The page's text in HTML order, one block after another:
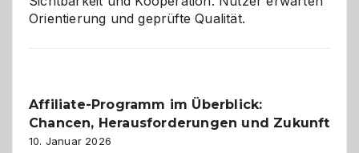
Orientierung und geprüfte Qualität.
Affiliate-Programm im Überblick:
Chancen, Herausforderungen und Zukunft
10. Januar 2026